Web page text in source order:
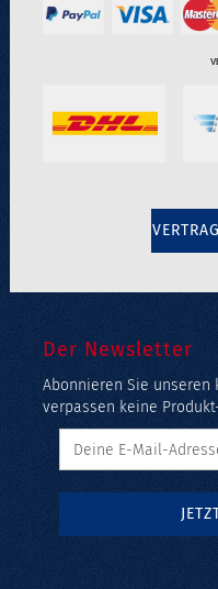
Der Newsletter
Abonnieren Sie
verpassen keine